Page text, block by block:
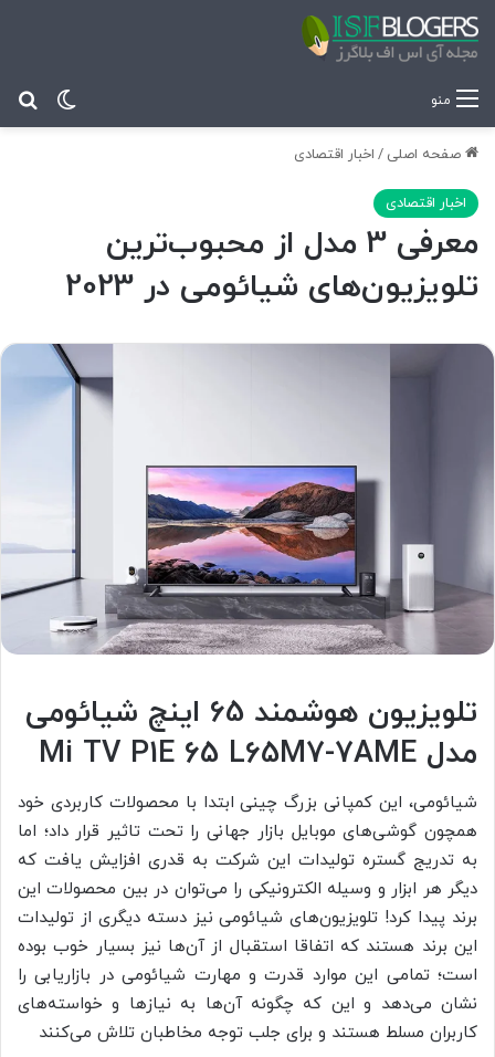
تغییر منو
صفحه اصلی / اخبار اقتصادی
اخبار اقتصادی
معرفی 3 مدل از محبوب‌ترین
تلویزیون‌های شیائومی در 2023
تلویزیون هوشمند 65 اینچ شیائومی
مدل Mi TV P1E 65 L65M7-7AME
شیائومی، این کمپانی بزرگ چینی ابتدا با محصولات کاربردی خود
همچون گوشی‌های موبایل بازار جهانی را تحت تاثیر قرار داد؛ اما
به تدریج گستره تولیدات این شرکت به قدری افزایش یافت که
دیگر هر ابزار و وسیله الکترونیکی را می‌توان در بین محصولات این
برند پیدا کرد! تلویزیون‌های شیائومی نیز دسته دیگری از تولیدات
این برند هستند که اتفاقا استقبال از آن‌ها نیز بسیار خوب بوده
است؛ تمامی این موارد قدرت و مهارت شیائومی در بازاریابی را
نشان می‌دهد و این که چگونه آن‌ها به نیازها و خواسته‌های
کاربران مسلط هستند و برای جلب توجه مخاطبان تلاش می‌کنند